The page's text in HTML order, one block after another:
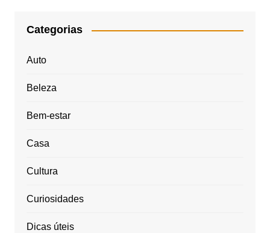
Categorias
Auto
Beleza
Bem-estar
Casa
Cultura
Curiosidades
Dicas úteis